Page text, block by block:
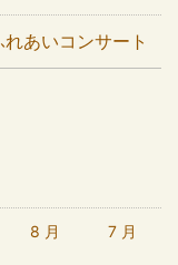
あいコンサート
8 月 7 月